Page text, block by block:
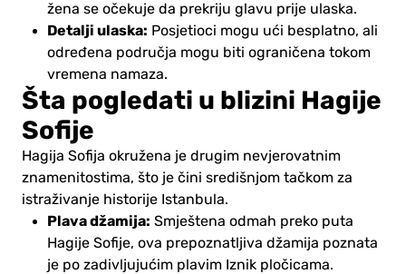
žena se očekuje da prekriju glavu prije ulaska.
Detalji ulaska: Posjetioci mogu ući besplatno, ali
određena područja mogu biti ograničena tokom
vremena namaza.
Šta pogledati u blizini Hagije
Sofije
Hagija Sofija okružena je drugim nevjerovatnim
znamenitostima, što je čini središnjom tačkom za
istraživanje historije Istanbula.
Plava džamija: Smještena odmah preko puta
Hagije Sofije, ova prepoznatljiva džamija poznata
je po zadivljujućim plavim Iznik pločicama.